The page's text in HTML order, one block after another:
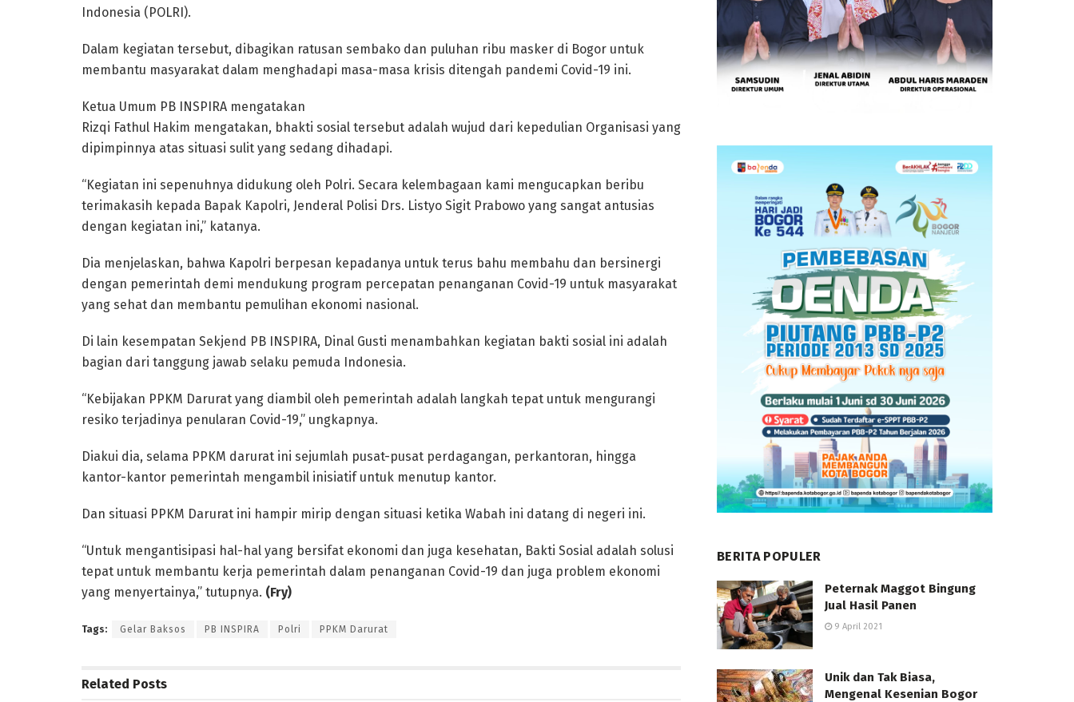
Indonesia (POLRI).
Dalam kegiatan tersebut, dibagikan ratusan sembako dan puluhan ribu masker di Bogor untuk
membantu masyarakat dalam menghadapi masa-masa krisis ditengah pandemi Covid-19 ini.
Ketua Umum PB INSPIRA mengatakan
Rizqi Fathul Hakim mengatakan, bhakti sosial tersebut adalah wujud dari kepedulian Organisasi yang
dipimpinnya atas situasi sulit yang sedang dihadapi.
“Kegiatan ini sepenuhnya didukung oleh Polri. Secara kelembagaan kami mengucapkan beribu
terimakasih kepada Bapak Kapolri, Jenderal Polisi Drs. Listyo Sigit Prabowo yang sangat antusias
dengan kegiatan ini,” katanya.
Dia menjelaskan, bahwa Kapolri berpesan kepadanya untuk terus bahu membahu dan bersinergi
dengan pemerintah demi mendukung program percepatan penanganan Covid-19 untuk masyarakat
yang sehat dan membantu pemulihan ekonomi nasional.
Di lain kesempatan Sekjend PB INSPIRA, Dinal Gusti menambahkan kegiatan bakti sosial ini adalah
bagian dari tanggung jawab selaku pemuda Indonesia.
“Kebijakan PPKM Darurat yang diambil oleh pemerintah adalah langkah tepat untuk mengurangi
resiko terjadinya penularan Covid-19,” ungkapnya.
Diakui dia, selama PPKM darurat ini sejumlah pusat-pusat perdagangan, perkantoran, hingga
kantor-kantor pemerintah mengambil inisiatif untuk menutup kantor.
Dan situasi PPKM Darurat ini hampir mirip dengan situasi ketika Wabah ini datang di negeri ini.
“Untuk mengantisipasi hal-hal yang bersifat ekonomi dan juga kesehatan, Bakti Sosial adalah solusi
tepat untuk membantu kerja pemerintah dalam penanganan Covid-19 dan juga problem ekonomi
yang menyertainya,” tutupnya. (Fry)
Tags: Gelar Baksos PB INSPIRA Polri PPKM Darurat
Related Posts
BERITA POPULER
Peternak Maggot Bingung
Jual Hasil Panen
9 April 2021
Unik dan Tak Biasa,
Mengenal Kesenian Bogor